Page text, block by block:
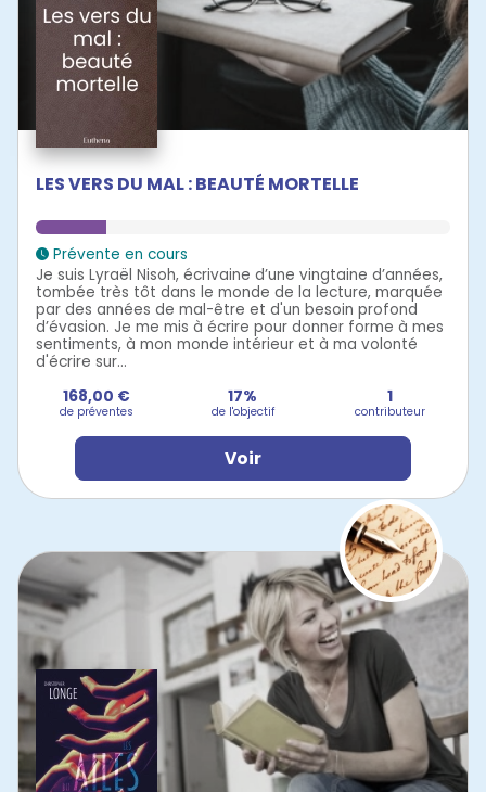
LES VERS DU MAL : BEAUTÉ MORTELLE
Prévente en cours
Je suis Lyraël Nisoh, écrivaine d’une vingtaine d’années,
tombée très tôt dans le monde de la lecture, marquée
par des années de mal-être et d'un besoin profond
d’évasion. Je me mis à écrire pour donner forme à mes
sentiments, à mon monde intérieur et à ma volonté
d'écrire sur...
168,00 €
de préventes
17%
de l'objectif
1
contributeur
Voir